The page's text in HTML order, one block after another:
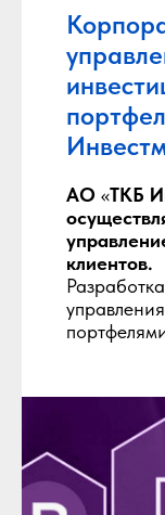
АО «ТКБ
клиентов.